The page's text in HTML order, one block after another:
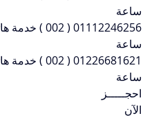
ساعة
ساعة
ساعة
احجـــــز